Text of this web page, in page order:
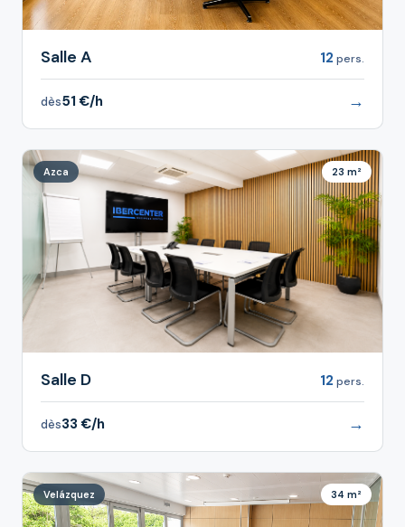
Salle A 12 pers.
dès51 €/h →
Azca 23 m²
Salle D 12 pers.
dès33 €/h →
Velázquez 34 m²